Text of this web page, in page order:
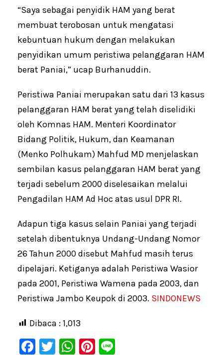
“Saya sebagai penyidik HAM yang berat
membuat terobosan untuk mengatasi
kebuntuan hukum dengan melakukan
penyidikan umum peristiwa pelanggaran HAM
berat Paniai,” ucap Burhanuddin.
Peristiwa Paniai merupakan satu dari 13 kasus
pelanggaran HAM berat yang telah diselidiki
oleh Komnas HAM. Menteri Koordinator
Bidang Politik, Hukum, dan Keamanan
(Menko Polhukam) Mahfud MD menjelaskan
sembilan kasus pelanggaran HAM berat yang
terjadi sebelum 2000 diselesaikan melalui
Pengadilan HAM Ad Hoc atas usul DPR RI.
Adapun tiga kasus selain Paniai yang terjadi
setelah dibentuknya Undang-Undang Nomor
26 Tahun 2000 disebut Mahfud masih terus
dipelajari. Ketiganya adalah Peristiwa Wasior
pada 2001, Peristiwa Wamena pada 2003, dan
Peristiwa Jambo Keupok di 2003. SINDONEWS
Dibaca : 1,013
F
T
W Pi